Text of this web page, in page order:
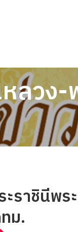
ลวง-
ราชินีพร
ม.